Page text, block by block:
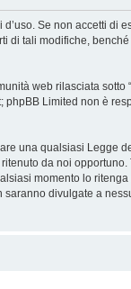
d’uso. Se non accetti di
di tali modifiche,
web rilasciata sotto “
phpBB Limited non è
una qualsiasi Legge
da noi
momento lo
divulgate a